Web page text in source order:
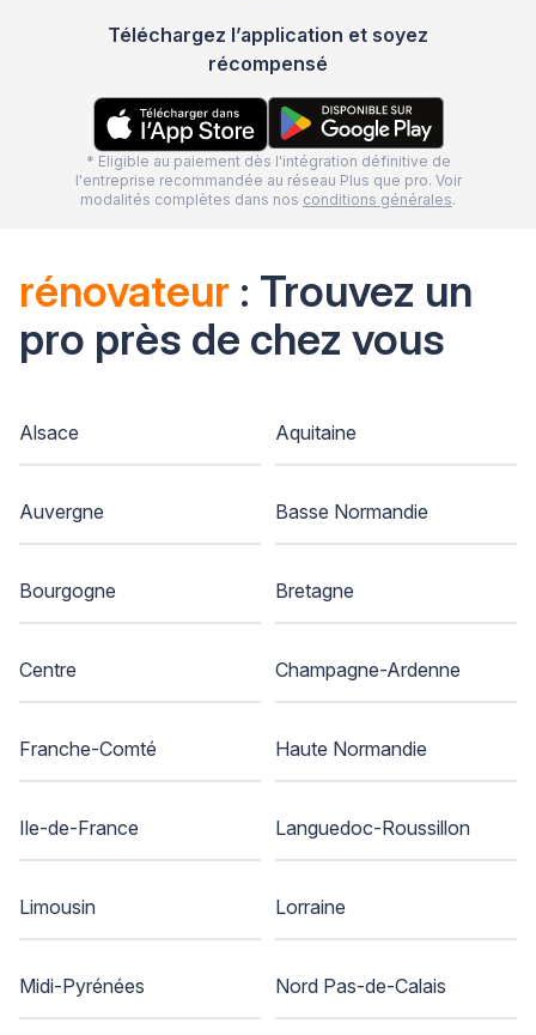
Téléchargez l’application et soyez
récompensé
* Eligible au paiement dès l'intégration définitive de
l'entreprise recommandée au réseau Plus que pro. Voir
modalités complètes dans nos conditions générales.
rénovateur : Trouvez un
pro près de chez vous
Alsace Aquitaine
Auvergne Basse Normandie
Bourgogne Bretagne
Centre Champagne-Ardenne
Franche-Comté Haute Normandie
Ile-de-France Languedoc-Roussillon
Limousin Lorraine
Midi-Pyrénées Nord Pas-de-Calais